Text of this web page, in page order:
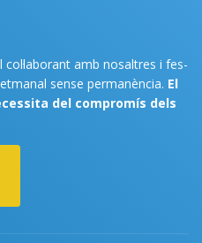
amb nosaltres i fes-
sense permanència. El
del compromís dels